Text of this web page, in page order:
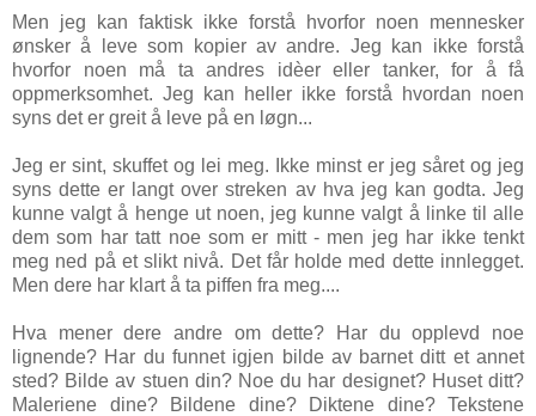
Men jeg kan faktisk ikke forstå hvorfor noen mennesker
ønsker å leve som kopier av andre. Jeg kan ikke forstå
hvorfor noen må ta andres idèer eller tanker, for å få
oppmerksomhet. Jeg kan heller ikke forstå hvordan noen
syns det er greit å leve på en løgn...
Jeg er sint, skuffet og lei meg. Ikke minst er jeg såret og jeg
syns dette er langt over streken av hva jeg kan godta. Jeg
kunne valgt å henge ut noen, jeg kunne valgt å linke til alle
dem som har tatt noe som er mitt - men jeg har ikke tenkt
meg ned på et slikt nivå. Det får holde med dette innlegget.
Men dere har klart å ta piffen fra meg....
Hva mener dere andre om dette? Har du opplevd noe
lignende? Har du funnet igjen bilde av barnet ditt et annet
sted? Bilde av stuen din? Noe du har designet? Huset ditt?
Maleriene dine? Bildene dine? Diktene dine? Tekstene